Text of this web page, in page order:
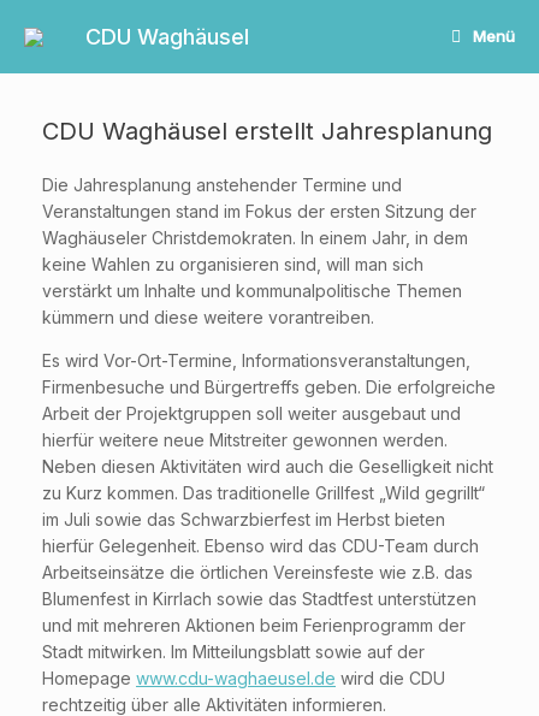
Inhalt
CDU Waghäusel Menü
CDU Waghäusel erstellt Jahresplanung
Die Jahresplanung anstehender Termine und
Veranstaltungen stand im Fokus der ersten Sitzung der
Waghäuseler Christdemokraten. In einem Jahr, in dem
keine Wahlen zu organisieren sind, will man sich
verstärkt um Inhalte und kommunalpolitische Themen
kümmern und diese weitere vorantreiben.
Es wird Vor-Ort-Termine, Informationsveranstaltungen,
Firmenbesuche und Bürgertreffs geben. Die erfolgreiche
Arbeit der Projektgruppen soll weiter ausgebaut und
hierfür weitere neue Mitstreiter gewonnen werden.
Neben diesen Aktivitäten wird auch die Geselligkeit nicht
zu Kurz kommen. Das traditionelle Grillfest „Wild gegrillt“
im Juli sowie das Schwarzbierfest im Herbst bieten
hierfür Gelegenheit. Ebenso wird das CDU-Team durch
Arbeitseinsätze die örtlichen Vereinsfeste wie z.B. das
Blumenfest in Kirrlach sowie das Stadtfest unterstützen
und mit mehreren Aktionen beim Ferienprogramm der
Stadt mitwirken. Im Mitteilungsblatt sowie auf der
Homepage www.cdu-waghaeusel.de wird die CDU
rechtzeitig über alle Aktivitäten informieren.